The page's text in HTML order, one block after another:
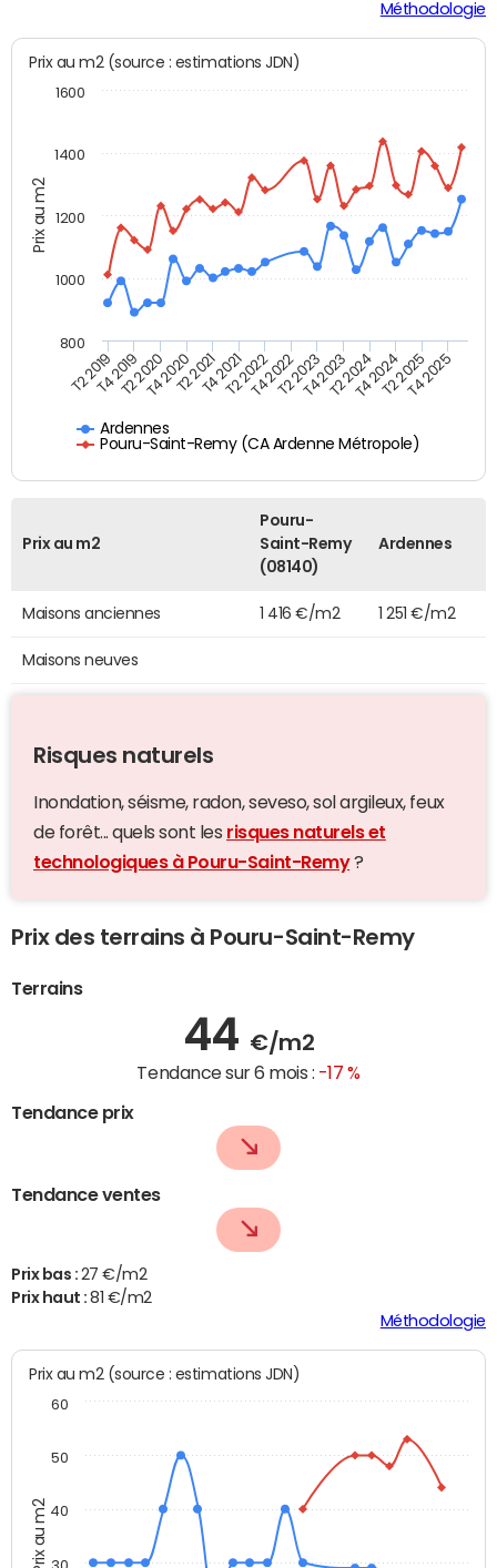
Méthodologie
Prix au m2
Prix au m2 (source : estimations JDN)
Ardennes
Pouru-Saint-Remy (CA Ardenne Métropole)
T2 2019T4 2019T2 2020T4 2020T2 2021T4 2021T2 2022T4 2022T2 2023T4 2023T2 2024T4 2024T2 2025T4 2025
800
1000
1200
1400
1600
Prix au m2
Pouru-
Saint-Remy
(08140)
Ardennes
Maisons anciennes 1 416 €/m2 1 251 €/m2
Maisons neuves
Risques naturels
Inondation, séisme, radon, seveso, sol argileux, feux
de forêt... quels sont les risques naturels et
technologiques à Pouru-Saint-Remy?
Prix des terrains à Pouru-Saint-Remy
Terrains
44 €/m2
Tendance sur 6 mois : -17 %
Tendance prix
Tendance ventes
Prix bas : 27 €/m2
Prix haut :81 €/m2
Méthodologie
Prix au m2
Prix au m2 (source : estimations JDN)
40
50
60